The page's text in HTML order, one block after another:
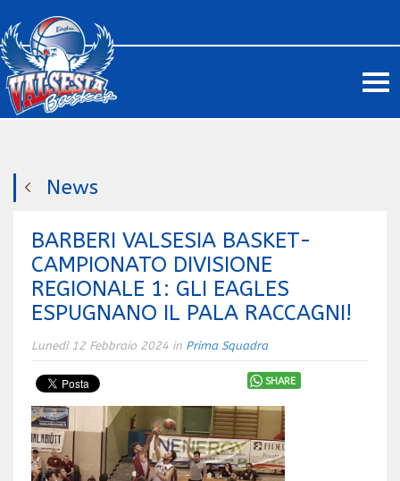
News
BARBERI VALSESIA BASKET-
CAMPIONATO DIVISIONE
REGIONALE 1: GLI EAGLES
ESPUGNANO IL PALA RACCAGNI!
Lunedì 12 Febbraio 2024 in Prima Squadra
SHARE